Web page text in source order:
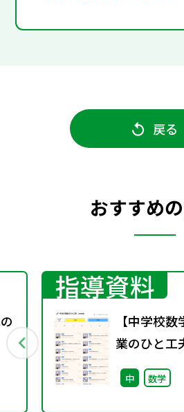
戻る
おすすめ
指導資料
【中学校
業のひと
知らせ
中 数学